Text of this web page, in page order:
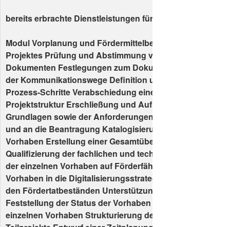
bereits erbrachte Dienstleistungen für das Projekt
Modul Vorplanung und Fördermittelbeantragung
Projektes Prüfung und Abstimmung von Formularen und
Dokumenten Festlegungen zum Dokumentenaustausch
der Kommunikationswege Definition und Dokumentation
Prozess-Schritte Verabschiedung einer gemeinsamen
Projektstruktur Erschließung und Aufbereitung der
Grundlagen sowie der Anforderungen an
und an die Beantragung Katalogisierung und
Vorhaben Erstellung einer Gesamtübersicht der
Qualifizierung der fachlichen und technischen Inhalte
der einzelnen Vorhaben auf Förderfähigkeit Einordnung
Vorhaben in die Digitalisierungsstrategie Zuordnung der
den Fördertatbeständen Unterstützung bei der Planung
Feststellung der Status der Vorhaben Ermittlung der
einzelnen Vorhaben Strukturierung der Vorhaben in